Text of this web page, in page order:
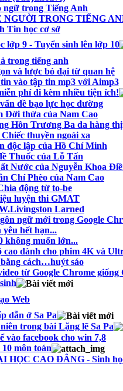
ngữ trong Tiếng Anh
NGƯỜI TRONG TIẾNG
Tin học cơ sở
lớp 9 - Tuyển sinh lên lớp 10
trong tiếng anh
và lược bỏ đại từ quan hệ
vào tập tin mp3 với Aimp3
phí đi kèm nhiều tiện ích!
đề bạo lực học đường
Đời thừa của Nam Cao
Hồn Trương Ba da hàng
thuyền ngoài xa
độc lập của Hồ Chí Minh
Thuốc của Lỗ Tấn
Nước của Nguyễn Khoa
Chí Phèo của Nam Cao
động từ to-be
luyện thi GMAT
Larned
ngữ mới trong Google
yêu hết hạn...
không muốn lớn...
cao dành cho phim 4K và
cách…huýt sáo
từ Google Chrome giống
Web
dẫn ở Sa Pa
trong bài Lặng lẽ Sa Pa
vào facebook cho win 7,8
môn toán
HỌC CAO ĐẲNG - Sinh